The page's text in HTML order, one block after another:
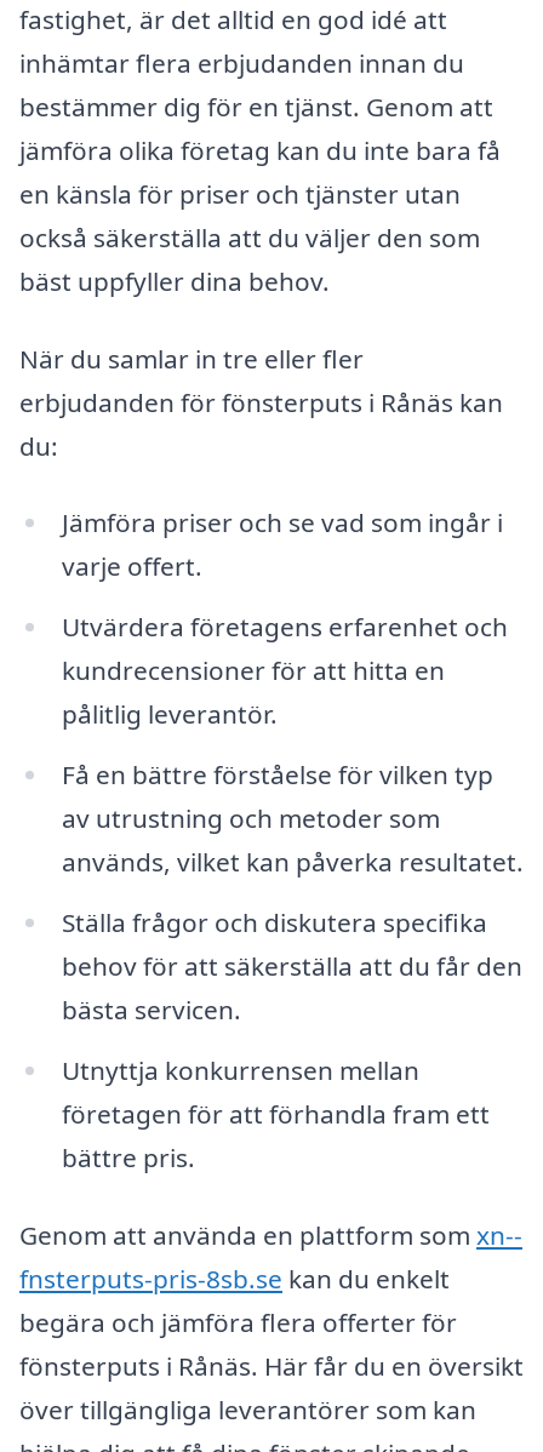
fastighet, är det alltid en god idé att
inhämtar flera erbjudanden innan du
bestämmer dig för en tjänst. Genom att
jämföra olika företag kan du inte bara få
en känsla för priser och tjänster utan
också säkerställa att du väljer den som
bäst uppfyller dina behov.
När du samlar in tre eller fler
erbjudanden för fönsterputs i Rånäs kan
du:
Jämföra priser och se vad som ingår i
varje offert.
Utvärdera företagens erfarenhet och
kundrecensioner för att hitta en
pålitlig leverantör.
Få en bättre förståelse för vilken typ
av utrustning och metoder som
används, vilket kan påverka resultatet.
Ställa frågor och diskutera specifika
behov för att säkerställa att du får den
bästa servicen.
Utnyttja konkurrensen mellan
företagen för att förhandla fram ett
bättre pris.
Genom att använda en plattform som xn--
fnsterputs-pris-8sb.se kan du enkelt
begära och jämföra flera offerter för
fönsterputs i Rånäs. Här får du en översikt
över tillgängliga leverantörer som kan